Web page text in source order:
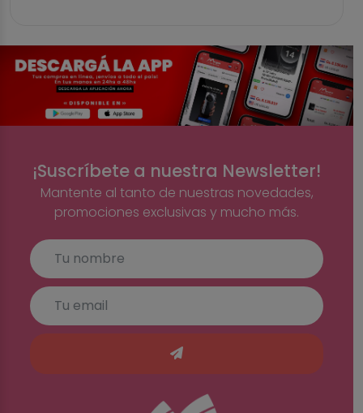
¡Suscríbete a nuestra Newsletter!
Mantente al tanto de nuestras novedades,
promociones exclusivas y mucho más.